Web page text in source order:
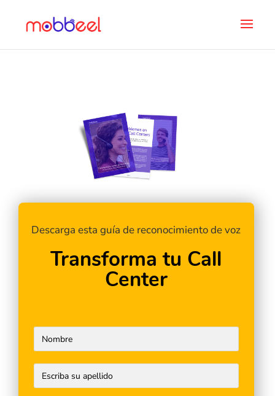
Descarga esta guía de reconocimiento de voz
Transforma tu Call
Center